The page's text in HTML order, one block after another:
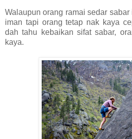
Walaupun orang ramai sedar
iman tapi orang tetap nak kaya
dah tahu kebaikan sifat sabar,
kaya.